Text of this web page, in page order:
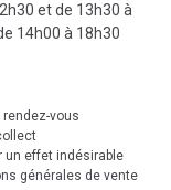
et de 13h30 à
14h00 à 18h30
rendez-vous
un effet indésirable
générales de vente